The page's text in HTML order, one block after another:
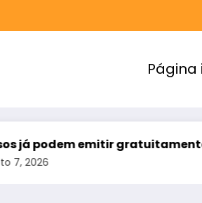
Página
emitir gratuitamente